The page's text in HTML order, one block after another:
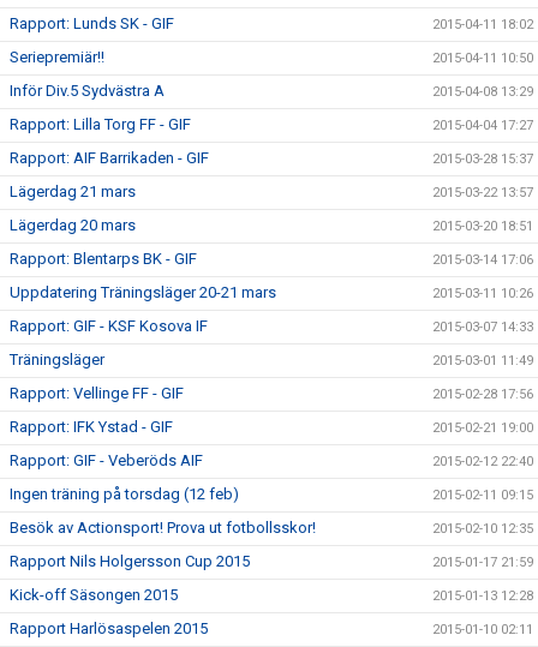
Rapport: Lunds SK - GIF 2015-04-11 18:02
Seriepremiär!! 2015-04-11 10:50
Inför Div.5 Sydvästra A 2015-04-08 13:29
Rapport: Lilla Torg FF - GIF 2015-04-04 17:27
Rapport: AIF Barrikaden - GIF 2015-03-28 15:37
Lägerdag 21 mars 2015-03-22 13:57
Lägerdag 20 mars 2015-03-20 18:51
Rapport: Blentarps BK - GIF 2015-03-14 17:06
Uppdatering Träningsläger 20-21 mars 2015-03-11 10:26
Rapport: GIF - KSF Kosova IF 2015-03-07 14:33
Träningsläger 2015-03-01 11:49
Rapport: Vellinge FF - GIF 2015-02-28 17:56
Rapport: IFK Ystad - GIF 2015-02-21 19:00
Rapport: GIF - Veberöds AIF 2015-02-12 22:40
Ingen träning på torsdag (12 feb) 2015-02-11 09:15
Besök av Actionsport! Prova ut fotbollsskor! 2015-02-10 12:35
Rapport Nils Holgersson Cup 2015 2015-01-17 21:59
Kick-off Säsongen 2015 2015-01-13 12:28
Rapport Harlösaspelen 2015 2015-01-10 02:11